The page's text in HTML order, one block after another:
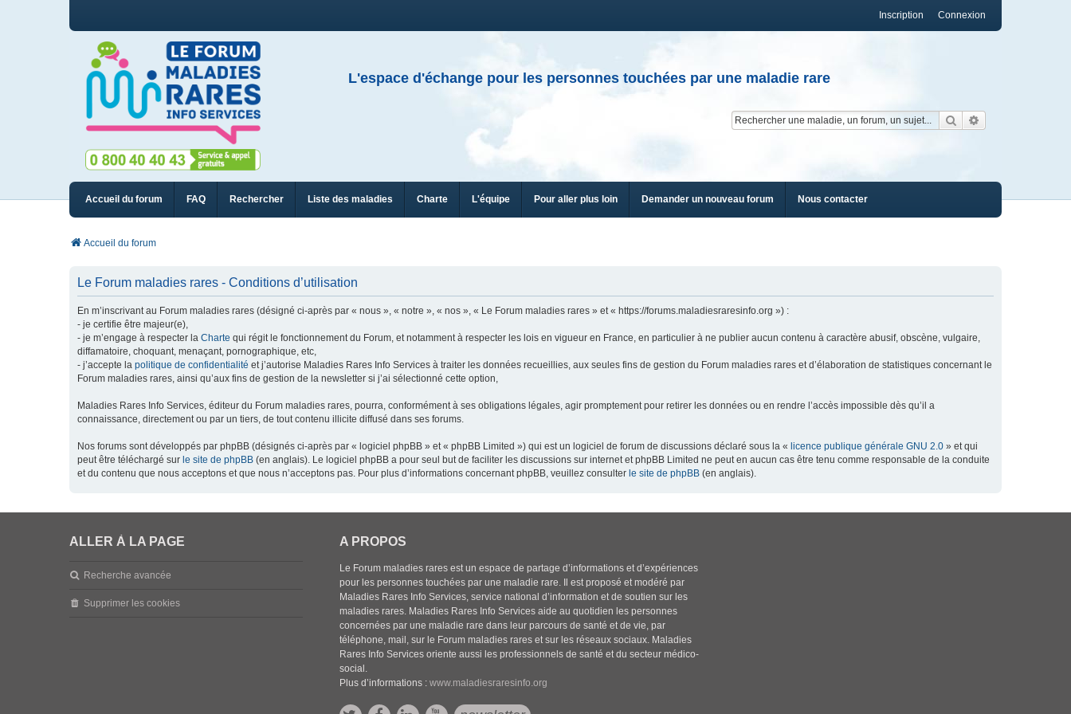
Connexion
Inscription
L'espace d'échange pour les personnes touchées par une maladie rare
Rechercher
Accueil du forum FAQ Rechercher Liste des maladies Charte L'équipe Pour aller plus loin Demander un nouveau forum Nous contacter
Accueil du forum
Le Forum maladies rares - Conditions d’utilisation
En m’inscrivant au Forum maladies rares (désigné ci-après par « nous », « notre », « nos », « Le Forum maladies rares » et « https://forums.maladiesraresinfo.org ») :
- je certifie être majeur(e),
- je m’engage à respecter la Charte qui régit le fonctionnement du Forum, et notamment à respecter les lois en vigueur en France, en particulier à ne publier aucun contenu à caractère abusif, obscène, vulgaire,
diffamatoire, choquant, menaçant, pornographique, etc,
- j’accepte la politique de confidentialité et j’autorise Maladies Rares Info Services à traiter les données recueillies, aux seules fins de gestion du Forum maladies rares et d’élaboration de statistiques concernant le
Forum maladies rares, ainsi qu’aux fins de gestion de la newsletter si j’ai sélectionné cette option,
Maladies Rares Info Services, éditeur du Forum maladies rares, pourra, conformément à ses obligations légales, agir promptement pour retirer les données ou en rendre l’accès impossible dès qu’il a
connaissance, directement ou par un tiers, de tout contenu illicite diffusé dans ses forums.
Nos forums sont développés par phpBB (désignés ci-après par « logiciel phpBB » et « phpBB Limited ») qui est un logiciel de forum de discussions déclaré sous la « licence publique générale GNU 2.0 » et qui
peut être téléchargé sur le site de phpBB (en anglais). Le logiciel phpBB a pour seul but de faciliter les discussions sur internet et phpBB Limited ne peut en aucun cas être tenu comme responsable de la conduite
et du contenu que nous acceptons et que nous n’acceptons pas. Pour plus d’informations concernant phpBB, veuillez consulter le site de phpBB (en anglais).
ALLER À LA PAGE
Recherche avancée
Supprimer les cookies
A PROPOS
Le Forum maladies rares est un espace de partage d’informations et d’expériences
pour les personnes touchées par une maladie rare. Il est proposé et modéré par
Maladies Rares Info Services, service national d’information et de soutien sur les
maladies rares. Maladies Rares Info Services aide au quotidien les personnes
concernées par une maladie rare dans leur parcours de santé et de vie, par
téléphone, mail, sur le Forum maladies rares et sur les réseaux sociaux. Maladies
Rares Info Services oriente aussi les professionnels de santé et du secteur médico-
social.
Plus d’informations :www.maladiesraresinfo.org